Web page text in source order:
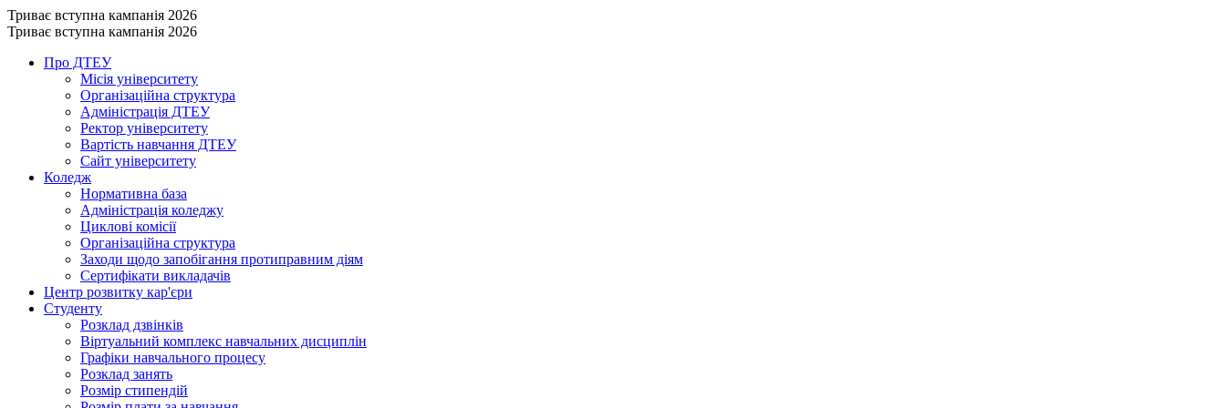
Триває вступна кампанія 2026
Триває вступна кампанія 2026
Про ДТЕУ
Місія університету
Організаційна структура
Адміністрація ДТЕУ
Ректор університету
Вартість навчання ДТЕУ
Сайт університету
Коледж
Нормативна база
Адміністрація коледжу
Циклові комісії
Організаційна структура
Заходи щодо запобігання протиправним діям
Сертифікати викладачів
Центр розвитку кар'єри
Студенту
Розклад дзвінків
Віртуальний комплекс навчальних дисциплін
Графіки навчального процесу
Розклад занять
Розмір стипендій